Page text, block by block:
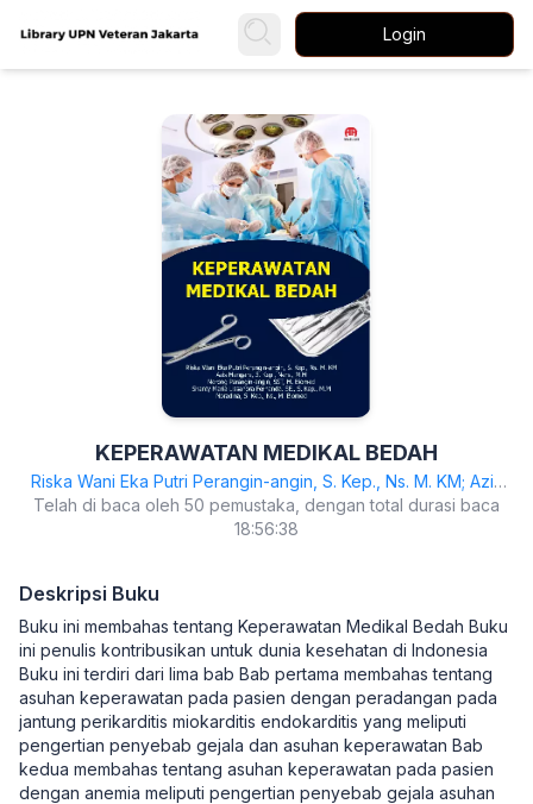
Login
KEPERAWATAN MEDIKAL BEDAH
Riska Wani Eka Putri Perangin-angin, S. Kep., Ns. M. KM; Azis
Mangara, S. Kep., Ners., M.M; Norong Perangin-angin, SST, M.
Biomed; Shanty Maria Lissanora Fernanda. SE., S. Kep., M.M &
Telah di baca oleh 50 pemustaka, dengan total durasi baca
18:56:38
Deskripsi Buku
Buku ini membahas tentang Keperawatan Medikal Bedah Buku
ini penulis kontribusikan untuk dunia kesehatan di Indonesia
Buku ini terdiri dari lima bab Bab pertama membahas tentang
asuhan keperawatan pada pasien dengan peradangan pada
jantung perikarditis miokarditis endokarditis yang meliputi
pengertian penyebab gejala dan asuhan keperawatan Bab
kedua membahas tentang asuhan keperawatan pada pasien
dengan anemia meliputi pengertian penyebab gejala asuhan